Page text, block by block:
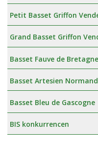
Petit Basset Griffon
Grand Basset Griffon
Basset Fauve de Bretagne
Basset Artesien Normand
Basset Bleu de Gascogne
BIS konkurrencen